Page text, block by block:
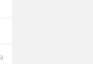
ア【公式アプ